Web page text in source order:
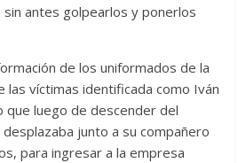
antes golpearlos y ponerlos
de los uniformados de la
las víctimas identificada como Iván
que luego de descender del
junto a su compañero
para ingresar a la empresa